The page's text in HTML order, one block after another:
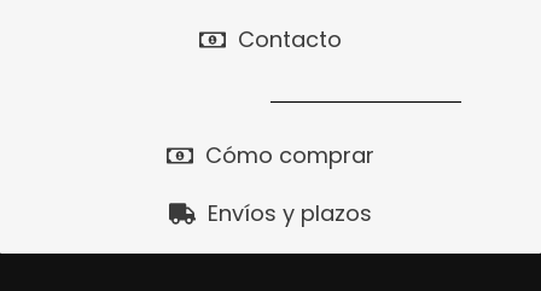
Contacto
Cómo comprar
Envíos y plazos